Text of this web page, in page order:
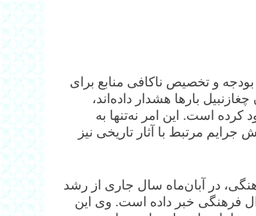
و تخصیص ناکافی منابع برای
بارها هشدار داده‌اند،
کرده است. این امر نه‌تنها به
مرتبط با آثار تاریخی نیز
در آبان‌ماه سال جاری از رشد
فرهنگی خبر داده است. وی این